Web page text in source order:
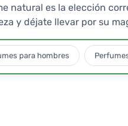
natural es la elección
y déjate llevar por su
para hombres